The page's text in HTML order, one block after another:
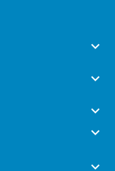




